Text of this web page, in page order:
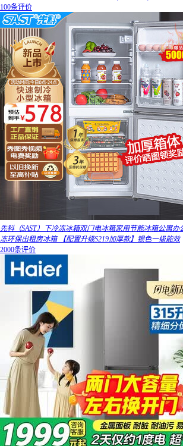
100条评价
先科（SAST）下冷冻冰箱双门电冰箱家用节能冰箱公寓
冻环保出租房冰箱 【配置升级S219加厚款】银色一级能效
2000条评价